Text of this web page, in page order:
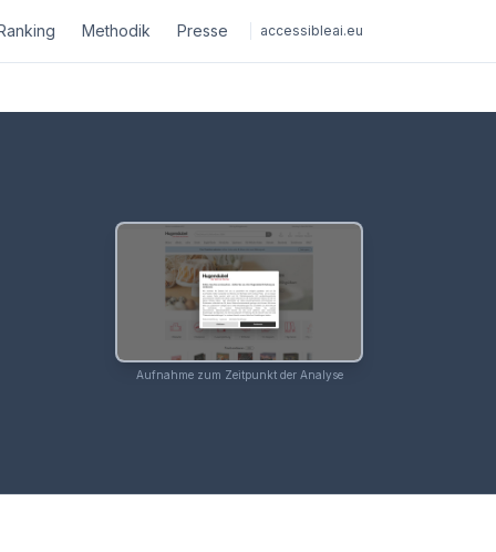
Methodik Presse accessibleai.eu
Aufnahme zum Zeitpunkt der Analyse